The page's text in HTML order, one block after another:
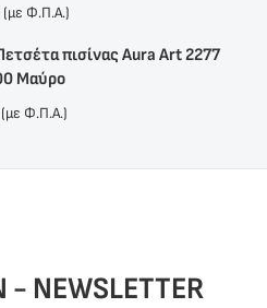
(με Φ.Π.Α.)
πισίνας Aura Art 2277
Μαύρο
(με Φ.Π.Α.)
- NEWSLETTER